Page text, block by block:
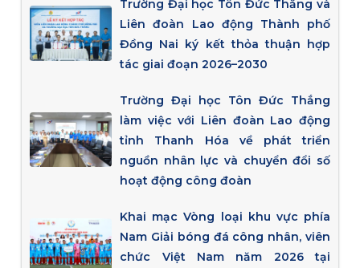
Trường Đại học Tôn Đức Thắng và
Liên đoàn Lao động Thành phố
Đồng Nai ký kết thỏa thuận hợp
tác giai đoạn 2026–2030
Trường Đại học Tôn Đức Thắng
làm việc với Liên đoàn Lao động
tỉnh Thanh Hóa về phát triển
nguồn nhân lực và chuyển đổi số
hoạt động công đoàn
Khai mạc Vòng loại khu vực phía
Nam Giải bóng đá công nhân, viên
chức Việt Nam năm 2026 tại